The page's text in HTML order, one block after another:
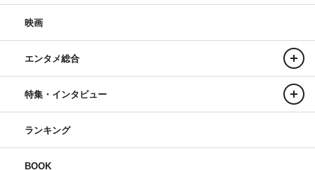
映画
エンタメ総合
特集・インタビュー
ランキング
BOOK